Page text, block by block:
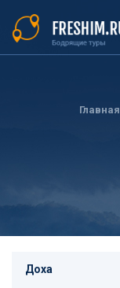
основному
содержанию
Главная
Доха